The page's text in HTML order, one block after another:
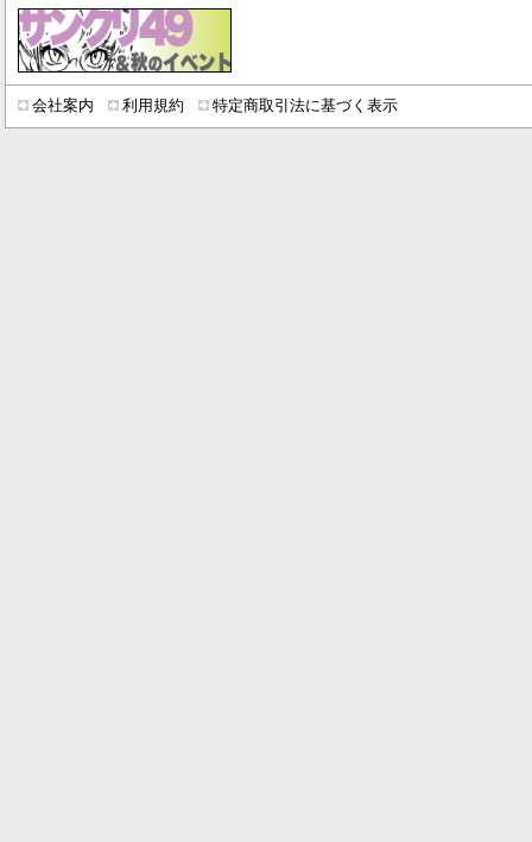
会社案内 利用規約 特定商取引法に基づく表示